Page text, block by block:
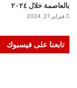
بالعاصمة خلال ٢٠٢٤
فبراير 21, 2024
تابعنا على فيسبوك